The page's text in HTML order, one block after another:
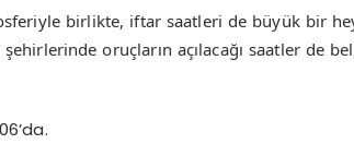
birlikte, iftar saatleri de büyük bir
şehirlerinde oruçların açılacağı saatler de